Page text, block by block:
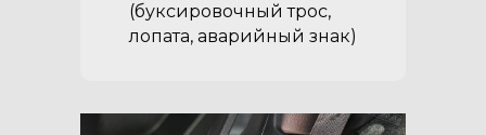
(буксировочный трос,
лопата, аварийный знак)